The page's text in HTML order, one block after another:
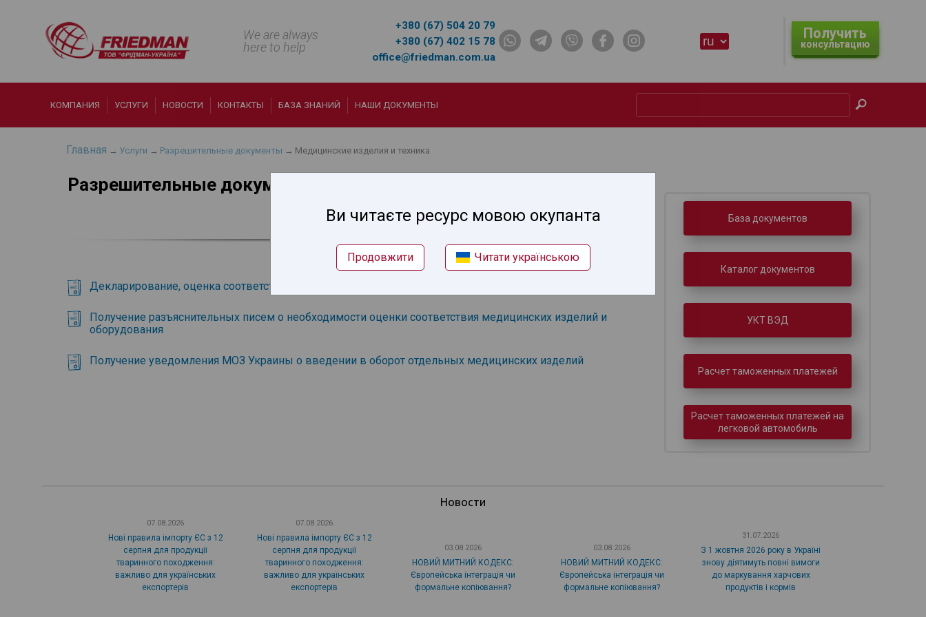
We are always
here to help
+380 (67) 504 20 79
+380 (67) 402 15 78
office@friedman.com.ua
Получить
консультацию
КОМПАНИЯ УСЛУГИ НОВОСТИ КОНТАКТЫ БАЗА ЗНАНИЙ НАШИ ДОКУМЕНТЫ
Главная → Услуги → Разрешительные документы → Медицинские изделия и техника
Разрешительные документы по медицинским изделиям и технике
Декларирование, оценка соответствия и сертификация медицинских изделий и оборудования
Получение разъяснительных писем о необходимости оценки соответствия медицинских изделий и
оборудования
Получение уведомления МОЗ Украины о введении в оборот отдельных медицинских изделий
База документов
Каталог документов
УКТ ВЭД
Расчет таможенных платежей
Расчет таможенных платежей на
легковой автомобиль
Новости
07.08.2026
Нові правила імпорту ЄС з 12
серпня для продукції
тваринного походження:
важливо для українських
експортерів
07.08.2026
Нові правила імпорту ЄС з 12
серпня для продукції
тваринного походження:
важливо для українських
експортерів
03.08.2026
НОВИЙ МИТНИЙ КОДЕКС:
Європейська інтеграція чи
формальне копіювання?
03.08.2026
НОВИЙ МИТНИЙ КОДЕКС:
Європейська інтеграція чи
формальне копіювання?
31.07.2026
З 1 жовтня 2026 року в Україні
знову діятимуть повні вимоги
до маркування харчових
продуктів і кормів
Ви читаєте ресурс мовою окупанта
Продовжити Читати українською